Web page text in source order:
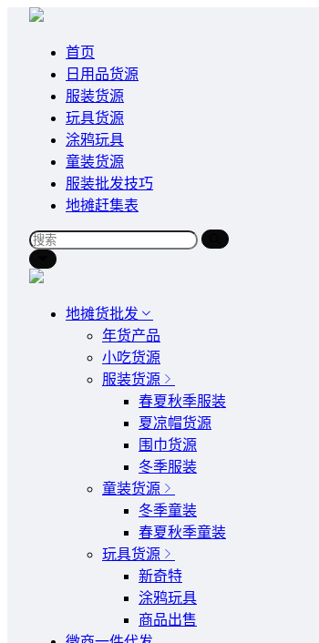
首页
日用品货源
服装货源
玩具货源
涂鸦玩具
童装货源
服装批发技巧
地摊赶集表
地摊货批发
年货产品
小吃货源
服装货源
春夏秋季服装
夏凉帽货源
围巾货源
冬季服装
童装货源
冬季童装
春夏秋季童装
玩具货源
新奇特
涂鸦玩具
商品出售